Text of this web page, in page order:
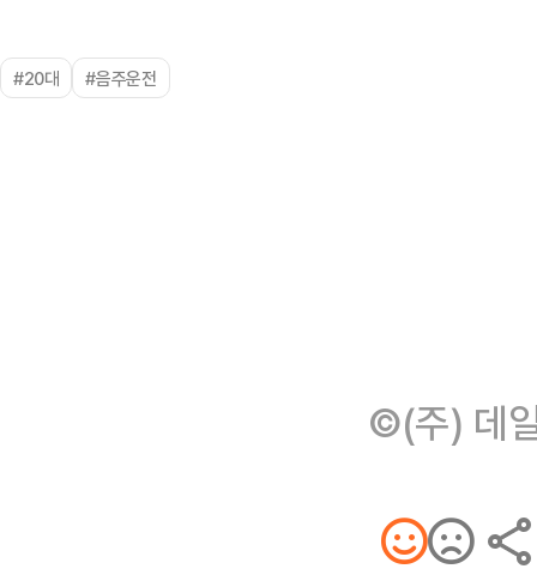
#20대 #음주운전
©(주) 데